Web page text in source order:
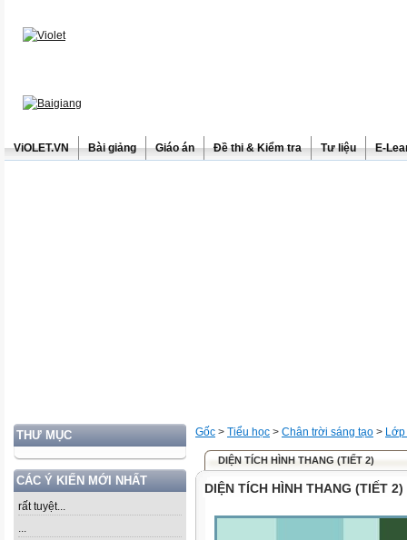
ViOLET.VN Bài giảng Giáo án Đề thi & Kiểm tra Tư liệu E-
THƯ MỤC
CÁC Ý KIẾN MỚI NHẤT
rất tuyệt...
...
Gốc > Tiểu học > Chân trời sáng tạo >
DIỆN TÍCH HÌNH THANG (TIẾT 2)
DIỆN TÍCH HÌNH THANG (TIẾT 2)